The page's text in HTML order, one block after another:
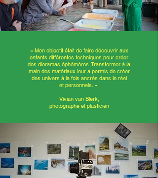
« Mon objectif était de faire découvrir aux
enfants différentes techniques pour créer
des dioramas éphémères. Transformer à la
main des matériaux leur a permis de créer
des univers à la fois ancrés dans le réel
et personnels. »
Vivian van Blerk,
photographe et plasticien